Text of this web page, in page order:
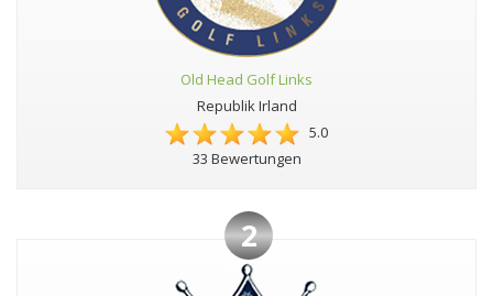
Old Head Golf Links
Republik Irland
5.0
33 Bewertungen
2